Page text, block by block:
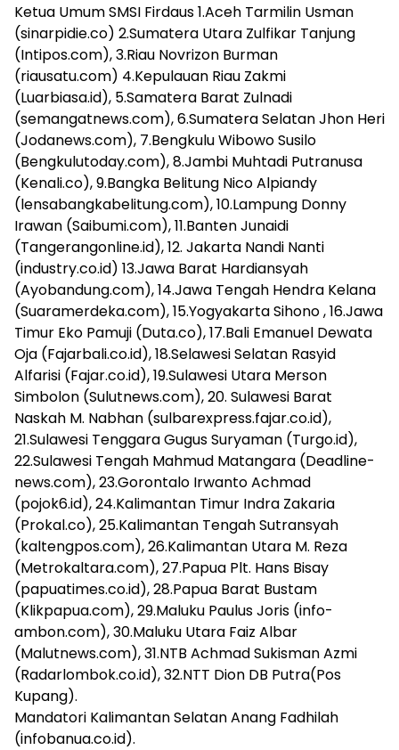
Ketua Umum SMSI Firdaus 1.Aceh Tarmilin Usman
(sinarpidie.co) 2.Sumatera Utara Zulfikar Tanjung
(Intipos.com), 3.Riau Novrizon Burman
(riausatu.com) 4.Kepulauan Riau Zakmi
(Luarbiasa.id), 5.Samatera Barat Zulnadi
(semangatnews.com), 6.Sumatera Selatan Jhon Heri
(Jodanews.com), 7.Bengkulu Wibowo Susilo
(Bengkulutoday.com), 8.Jambi Muhtadi Putranusa
(Kenali.co), 9.Bangka Belitung Nico Alpiandy
(lensabangkabelitung.com), 10.Lampung Donny
Irawan (Saibumi.com), 11.Banten Junaidi
(Tangerangonline.id), 12. Jakarta Nandi Nanti
(industry.co.id) 13.Jawa Barat Hardiansyah
(Ayobandung.com), 14.Jawa Tengah Hendra Kelana
(Suaramerdeka.com), 15.Yogyakarta Sihono , 16.Jawa
Timur Eko Pamuji (Duta.co), 17.Bali Emanuel Dewata
Oja (Fajarbali.co.id), 18.Selawesi Selatan Rasyid
Alfarisi (Fajar.co.id), 19.Sulawesi Utara Merson
Simbolon (Sulutnews.com), 20. Sulawesi Barat
Naskah M. Nabhan (sulbarexpress.fajar.co.id),
21.Sulawesi Tenggara Gugus Suryaman (Turgo.id),
22.Sulawesi Tengah Mahmud Matangara (Deadline-
news.com), 23.Gorontalo Irwanto Achmad
(pojok6.id), 24.Kalimantan Timur Indra Zakaria
(Prokal.co), 25.Kalimantan Tengah Sutransyah
(kaltengpos.com), 26.Kalimantan Utara M. Reza
(Metrokaltara.com), 27.Papua Plt. Hans Bisay
(papuatimes.co.id), 28.Papua Barat Bustam
(Klikpapua.com), 29.Maluku Paulus Joris (info-
ambon.com), 30.Maluku Utara Faiz Albar
(Malutnews.com), 31.NTB Achmad Sukisman Azmi
(Radarlombok.co.id), 32.NTT Dion DB Putra(Pos
Kupang).
Mandatori Kalimantan Selatan Anang Fadhilah
(infobanua.co.id).